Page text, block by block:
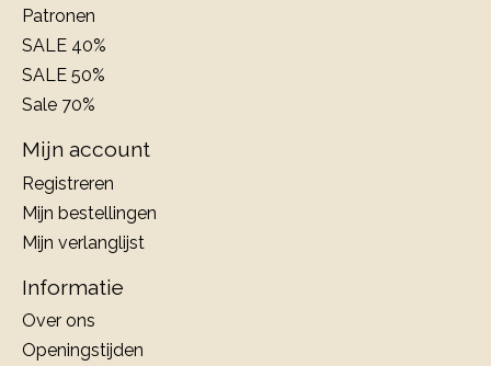
Patronen
SALE 40%
SALE 50%
Sale 70%
Mijn account
Registreren
Mijn bestellingen
Mijn verlanglijst
Informatie
Over ons
Openingstijden